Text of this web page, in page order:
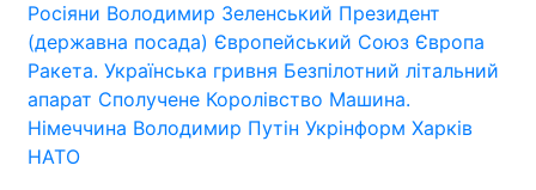
Росіяни Володимир Зеленський Президент
(державна посада) Європейський Союз Європа
Ракета. Українська гривня Безпілотний літальний
апарат Сполучене Королівство Машина.
Німеччина Володимир Путін Укрінформ Харків
НАТО